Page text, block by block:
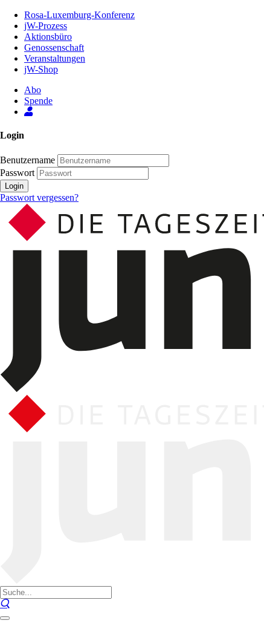
Inhalt
Seite
Rosa-Luxemburg-Konferenz
jW-Prozess
Aktionsbüro
Genossenschaft
Veranstaltungen
jW-Shop
Abo
Spende
Login
Benutzername
Passwort
Login
Passwort vergessen?